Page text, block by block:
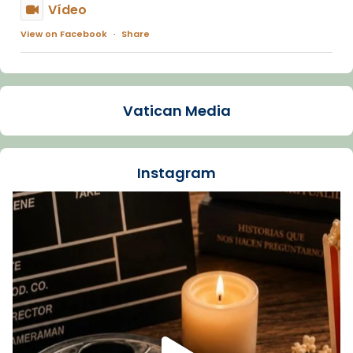
Vídeo
View on Facebook · Share
Arquebisbat de Barcelona
La Carmina va patir depressió. Fa gairebé
dos mesos, a l'Estadi Lluís Companys, la
Recupera l'entrevista comp
Vatican
tican News 👇
www.vaticannews.va/es/iglesia/news/2026-
07/carmina-historia-depresion-papa-viaje-
espana-testimoni...
Foto
View on Facebook · Share
Vatican Media
Instagram